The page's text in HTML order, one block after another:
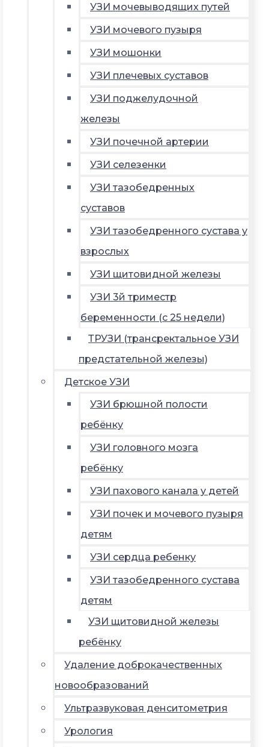
УЗИ мочевыводящих путей
УЗИ мочевого пузыря
УЗИ мошонки
УЗИ плечевых суставов
УЗИ поджелудочной
железы
УЗИ почечной артерии
УЗИ селезенки
УЗИ тазобедренных
суставов
УЗИ тазобедренного сустава у
взрослых
УЗИ щитовидной железы
УЗИ 3й триместр
беременности (с 25 недели)
ТРУЗИ (трансректальное УЗИ
предстательной железы)
Детское УЗИ
УЗИ брюшной полости
ребёнку
УЗИ головного мозга
ребёнку
УЗИ пахового канала у детей
УЗИ почек и мочевого пузыря
детям
УЗИ сердца ребенку
УЗИ тазобедренного сустава
детям
УЗИ щитовидной железы
ребёнку
Удаление доброкачественных
новообразований
Ультразвуковая денситометрия
Урология